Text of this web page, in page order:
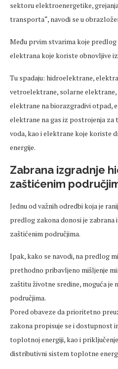
sektoru elektroenergetike,
transporta“, navodi se u
Među prvim stvarima koje predlog
elektrana koje koriste obnovljive
Tu spadaju: hidroelektrane,
vetroelektrane, solarne
elektrane na biorazgradivi otpad,
elektrane na gas iz postrojenja
voda, kao i elektrane koje koriste
energije.
Zabrana izgradnje
zaštićenim
Jednu od važnih odredbi koja je
predlog zakona donosi je
zaštićenim područjima.
Ipak, kako se navodi, na predlog
prethodno pribavljeno mišljenje
zaštitu životne sredine, moguća je
područjima.
Pored obaveze da prioritetno
zakona propisuje se i dostupnost
toplotnoj energiji, kao i
distributivni sistem toplotne